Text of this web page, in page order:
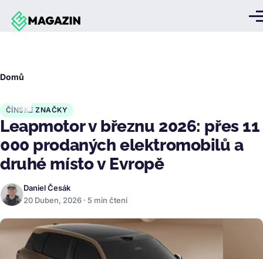
Přejít k hlavnímu obsahu
Domů
ČÍNSKÉ ZNAČKY
Leapmotor v březnu 2026: přes 11
000 prodaných elektromobilů a
druhé místo v Evropě
Daniel Česák
20 Duben, 2026 · 5 min čtení